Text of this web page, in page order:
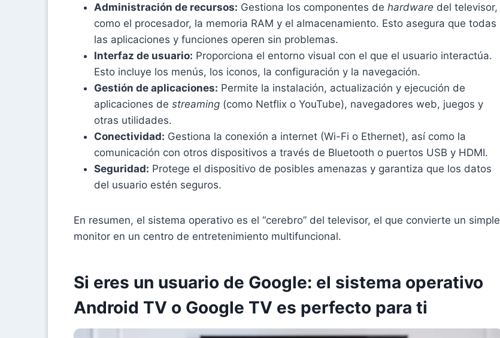
Administración de recursos: Gestiona los componentes de hardware del televisor,
como el procesador, la memoria RAM y el almacenamiento. Esto asegura que todas
las aplicaciones y funciones operen sin problemas.
Interfaz de usuario: Proporciona el entorno visual con el que el usuario interactúa.
Esto incluye los menús, los iconos, la configuración y la navegación.
Gestión de aplicaciones: Permite la instalación, actualización y ejecución de
aplicaciones de streaming (como Netflix o YouTube), navegadores web, juegos y
otras utilidades.
Conectividad: Gestiona la conexión a internet (Wi-Fi o Ethernet), así como la
comunicación con otros dispositivos a través de Bluetooth o puertos USB y HDMI.
Seguridad: Protege el dispositivo de posibles amenazas y garantiza que los datos
del usuario estén seguros.
En resumen, el sistema operativo es el “cerebro” del televisor, el que convierte un simple
monitor en un centro de entretenimiento multifuncional.
Si eres un usuario de Google: el sistema operativo
Android TV o Google TV es perfecto para ti